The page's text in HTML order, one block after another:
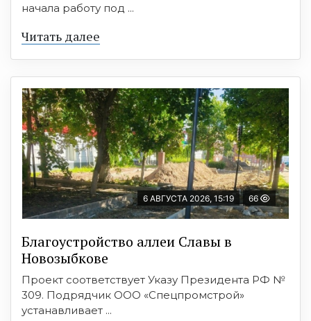
начала работу под ...
Читать далее
6 АВГУСТА 2026, 15:19 66
Благоустройство аллеи Славы в
Новозыбкове
Проект соответствует Указу Президента РФ №
309. Подрядчик ООО «Спецпромстрой»
устанавливает ...